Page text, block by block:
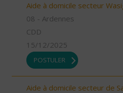
Aide à domicile secteur
08 - Ardennes
CDD
15/12/2025
POSTULER
Aide à domicile secteur de